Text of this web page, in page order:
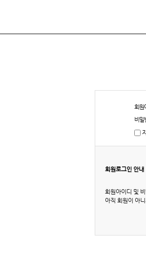
회원
비밀
회원로그인 안내
회원아이디 및
아직 회원이 아